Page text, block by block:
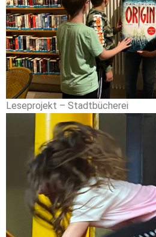
Leseprojekt – Stadtbücherei